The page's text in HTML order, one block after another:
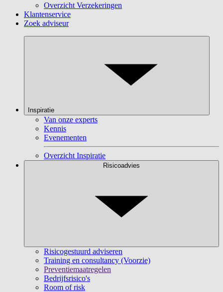
Overzicht Verzekeringen
Klantenservice
Zoek adviseur
Inspiratie
Van onze experts
Kennis
Evenementen
Overzicht Inspiratie
Risicoadvies
Risicogestuurd adviseren
Training en consultancy (Voorzie)
Preventiemaatregelen
Bedrijfsrisico's
Room of risk